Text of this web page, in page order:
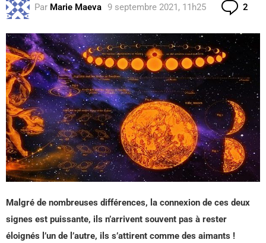
Par Marie Maeva 9 septembre 2021, 11h25 2
Malgré de nombreuses différences, la connexion de ces deux
signes est puissante, ils n’arrivent souvent pas à rester
éloignés l’un de l’autre, ils s’attirent comme des aimants !